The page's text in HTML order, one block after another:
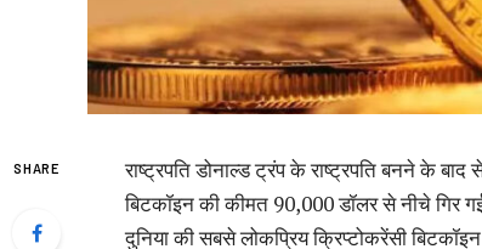
SHARE
राष्ट्रपति डोनाल्ड ट्रंप के राष्ट्रपति बनने के
बिटकॉइन की कीमत 90,000 डॉलर से नीचे गिर
दुनिया की सबसे लोकप्रिय क्रिप्टोकरेंसी